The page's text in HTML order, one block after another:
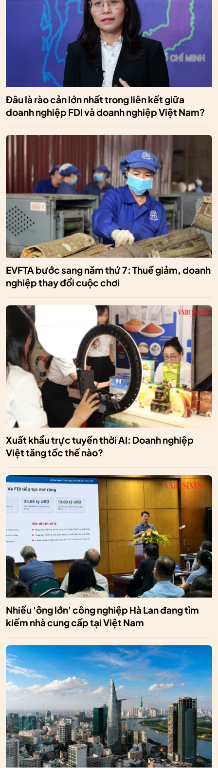
Đâu là rào cản lớn nhất trong liên kết giữa
doanh nghiệp FDI và doanh nghiệp Việt Nam?
EVFTA bước sang năm thứ 7: Thuế giảm, doanh
nghiệp thay đổi cuộc chơi
Xuất khẩu trực tuyến thời AI: Doanh nghiệp
Việt tăng tốc thế nào?
Nhiều 'ông lớn' công nghiệp Hà Lan đang tìm
kiếm nhà cung cấp tại Việt Nam